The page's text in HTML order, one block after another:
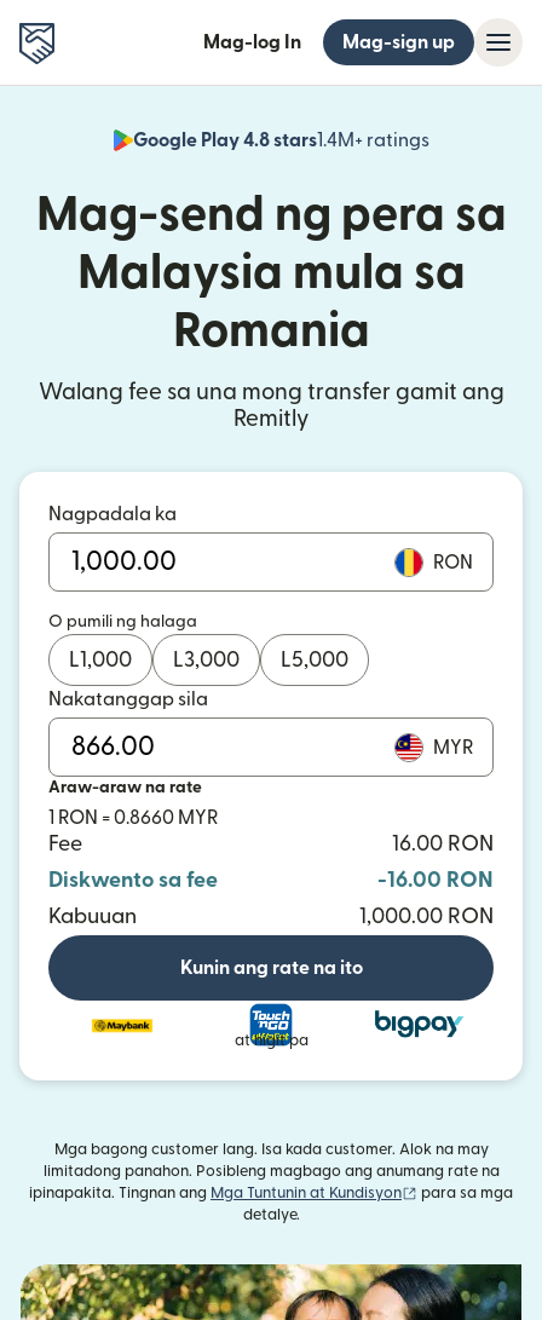
Mag-log In Mag-sign up
Google Play 4.8 stars1.4M+ ratings
(bubukas
Mag-send ng pera sa
Malaysia mula sa
Romania
Walang fee sa una mong transfer gamit ang
Remitly
Nagpadala ka
RON
O pumili ng halaga
L1,000 L3,000 L5,000
Nakatanggap sila
MYR
Araw-araw na rate
1 RON = 0.8660 MYR
Fee
16.00 RON
Diskwento sa fee
-16.00 RON
Kabuuan
1,000.00 RON
Kunin ang rate na ito
at higit pa
Mga bagong customer lang. Isa kada customer. Alok na may
limitadong panahon. Posibleng magbago ang anumang rate na
ipinapakita. Tingnan ang Mga Tuntunin at Kundisyon (bubukas sa
para sa mga
detalye.